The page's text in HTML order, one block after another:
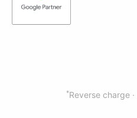
*Reverse charge ·